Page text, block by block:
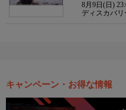
8月9日(日)
ディスカバ
キャンペーン・お得な情報